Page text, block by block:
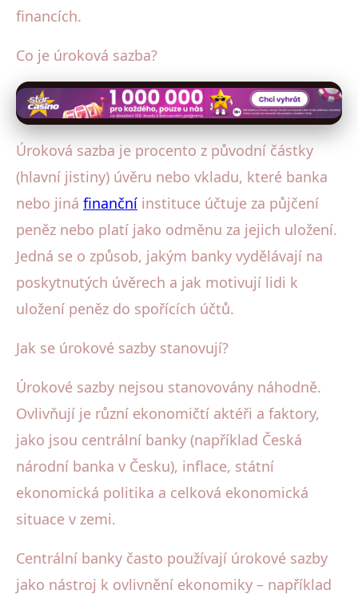
financích.
Co je úroková sazba?
Úroková sazba je procento z původní částky
(hlavní jistiny) úvěru nebo vkladu, které banka
nebo jiná finanční instituce účtuje za půjčení
peněz nebo platí jako odměnu za jejich uložení.
Jedná se o způsob, jakým banky vydělávají na
poskytnutých úvěrech a jak motivují lidi k
uložení peněz do spořících účtů.
Jak se úrokové sazby stanovují?
Úrokové sazby nejsou stanovovány náhodně.
Ovlivňují je různí ekonomičtí aktéři a faktory,
jako jsou centrální banky (například Česká
národní banka v Česku), inflace, státní
ekonomická politika a celková ekonomická
situace v zemi.
Centrální banky často používají úrokové sazby
jako nástroj k ovlivnění ekonomiky – například